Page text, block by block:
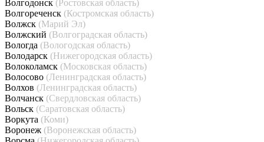
Волгодонск (Ростовская область)
Волгореченск (Костромская область)
Волжск (Марий Эл)
Волжский (Волгоградская область)
Вологда (Вологодская область)
Володарск (Нижегородская область)
Волоколамск (Московская область)
Волосово (Ленинградская область)
Волхов (Ленинградская область)
Волчанск (Свердловская область)
Вольск (Саратовская область)
Воркута (Коми)
Воронеж (Воронежская область)